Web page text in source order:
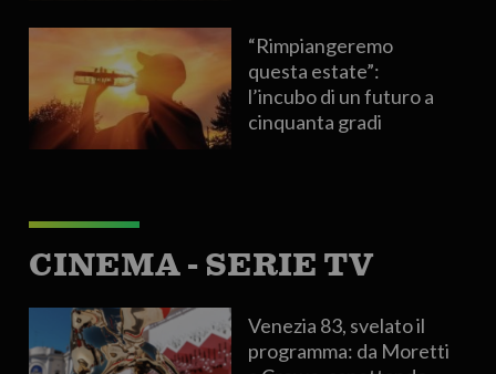
“Rimpiangeremo
questa estate”:
l’incubo di un futuro a
cinquanta gradi
CINEMA - SERIE TV
Venezia 83, svelato il
programma: da Moretti